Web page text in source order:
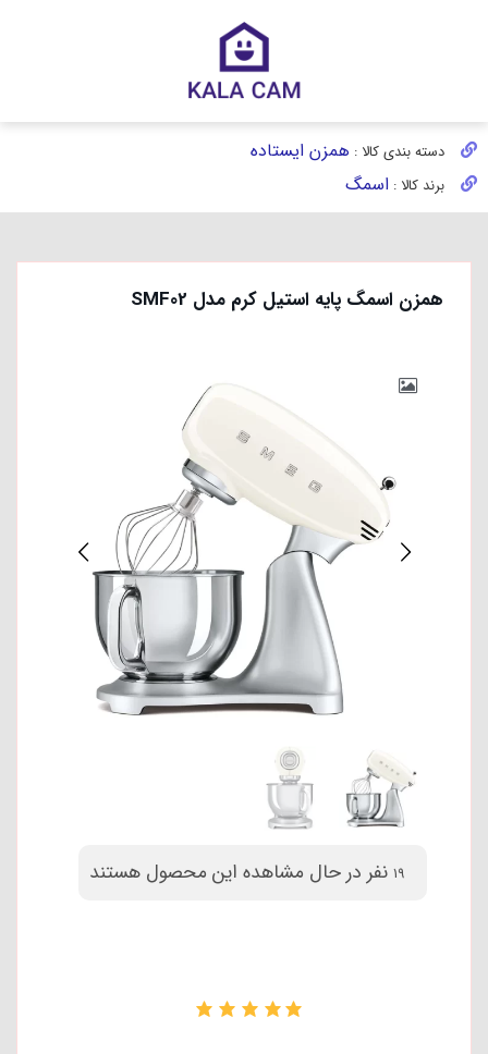
دسته بندی کالا : همزن ایستاده
برند کالا : اسمگ
همزن اسمگ پایه استیل کرم مدل SMF02
19 نفر در حال مشاهده این محصول هستند